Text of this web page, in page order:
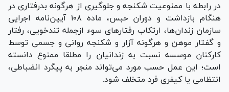
در رابطه با ممنوعیت شکنجه و جلوگیری از هرگونه بدرفتاری در
هنگام بازداشت و دوران حبس، ماده ۱۰۸ آیین‌نامه اجرایی
سازمان زندان‌ها، ارتکاب رفتار‌های سوء ازجمله تندخویی، رفتار
و گفتار موهن و هرگونه آزار و شکنجه روانی و جسمی توسط
کارکنان موسسه نسبت به زندانیان را مطلقا ممنوع دانسته
است؛ این عمل حسب مورد می‌تواند منجر به پیگرد انضباطی،
انتظامی یا کیفری فرد متخلف شود.